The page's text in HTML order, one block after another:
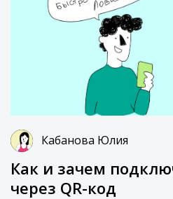
Кабанова Юлия
Как и зачем
через QR-код